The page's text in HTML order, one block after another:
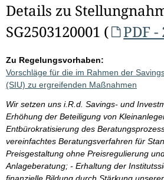
Details zu
SG2503120001 (
PDF
Zu Regelungsvorhaben:
Vorschläge für die im Rahmen der
(SIU) zu ergreifenden Maßnahmen
Wir setzen uns i.R.d. Savings- und
Erhöhung der Beteiligung von
Entbürokratisierung des
vereinfachtes Beratungsverfahren für
Preisgestaltung ohne Preisregulierung
Anlageberatung; - Erhaltung der